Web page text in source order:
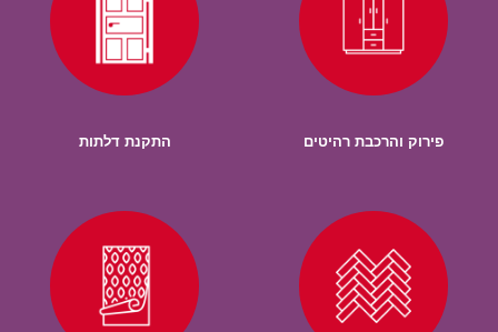
פירוק והרכבת רהיטים התקנת דלתות